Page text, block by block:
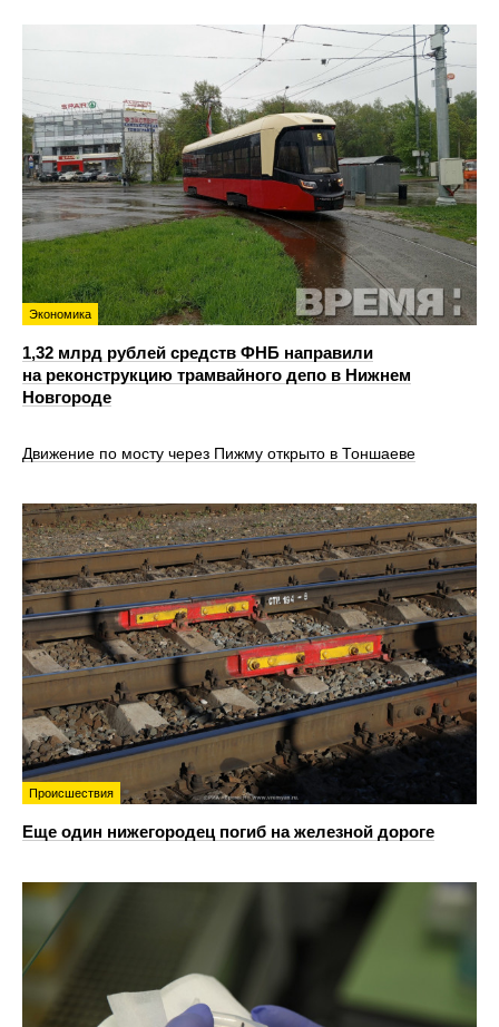
Экономика
1,32 млрд рублей средств ФНБ направили
на реконструкцию трамвайного депо в Нижнем
Новгороде
Движение по мосту через Пижму открыто в Тоншаеве
Происшествия
Еще один нижегородец погиб на железной дороге